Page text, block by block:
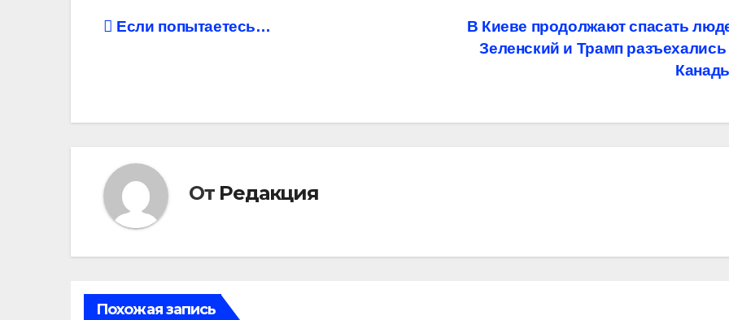
Навигация
В Киеве продолжают спасать
Зеленский и Трамп разъехались
Если попытаетесь…
От Редакция
Похожая запись